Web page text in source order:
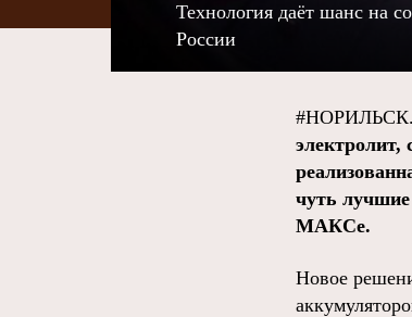
Технология даёт шанс на
России
#НОРИЛЬСК.
электролит,
чуть
МАКСе.
Новое